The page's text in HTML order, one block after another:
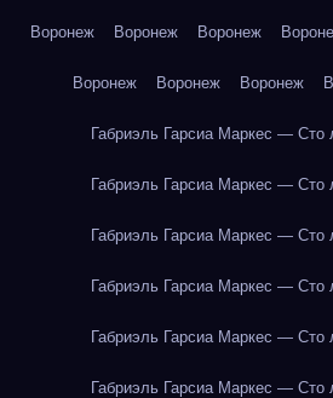
Воронеж Воронеж Воронеж
Воронеж Воронеж Воронеж
Габриэль Гарсиа Маркес — Сто
Габриэль Гарсиа Маркес — Сто
Габриэль Гарсиа Маркес — Сто
Габриэль Гарсиа Маркес — Сто
Габриэль Гарсиа Маркес — Сто
Габриэль Гарсиа Маркес — Сто